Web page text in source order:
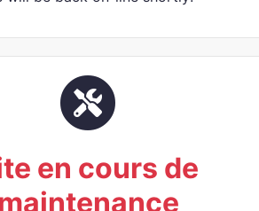
en cours de
maintenance